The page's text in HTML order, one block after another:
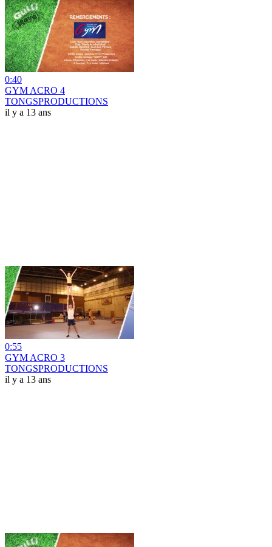
0:40
GYM ACRO 4
TONGSPRODUCTIONS
il y a 13 ans
0:55
GYM ACRO 3
TONGSPRODUCTIONS
il y a 13 ans